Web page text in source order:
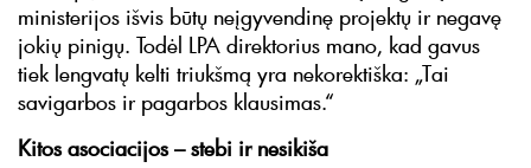
ministerijos išvis būtų neįgyvendinę projektų ir negavę
jokių pinigų. Todėl LPA direktorius mano, kad gavus
tiek lengvatų kelti triukšmą yra nekorektiška: „Tai
savigarbos ir pagarbos klausimas.“
Kitos asociacijos – stebi ir nesikiša